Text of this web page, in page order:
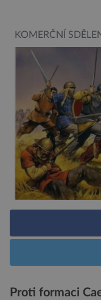
KOMERČNÍ
Proti formaci